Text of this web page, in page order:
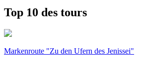
Top 10 des tours
Markenroute "Zu den Ufern des Jenissei"